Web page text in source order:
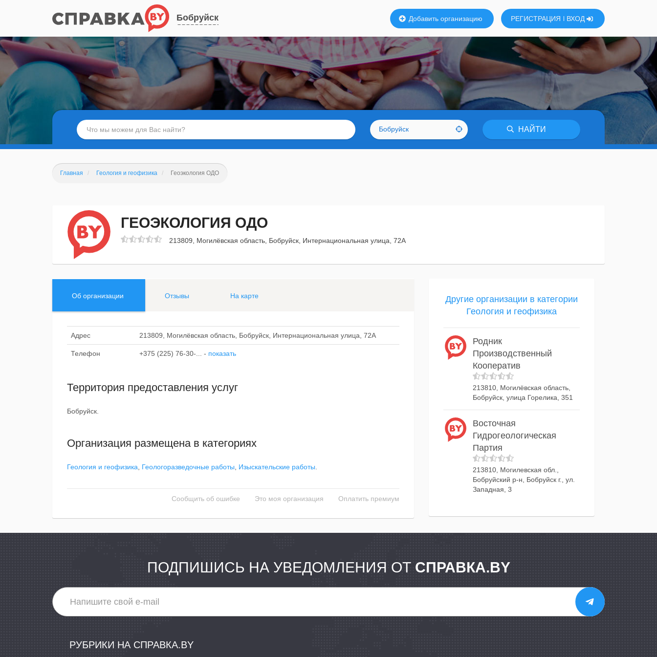
Бобруйск Добавить организацию РЕГИСТРАЦИЯ ВХОД
Бобруйск НАЙТИ
Главная Геология и геофизика Геоэкология ОДО
ГЕОЭКОЛОГИЯ ОДО
213809, Могилёвская область, Бобруйск, Интернациональная улица, 72А
Об организации Отзывы На карте
Адрес 213809, Могилёвская область, Бобруйск, Интернациональная улица, 72А
Телефон +375 (225) 76-30-... - показать
Территория предоставления услуг
Бобруйск.
Организация размещена в категориях
Геология и геофизика Геологоразведочные работы Изыскательские работы
Сообщить об ошибке Это моя организация Оплатить премиум
Другие организации в категории
Геология и геофизика
Родник
Производственный
Кооператив
213810, Могилёвская область,
Бобруйск, улица Горелика, 351
Восточная
Гидрогеологическая
Партия
213810, Могилевская обл.,
Бобруйский р-н, Бобруйск г., ул.
Западная, 3
ПОДПИШИСЬ НА УВЕДОМЛЕНИЯ ОТ СПРАВКА.BY
РУБРИКИ НА СПРАВКА.BY